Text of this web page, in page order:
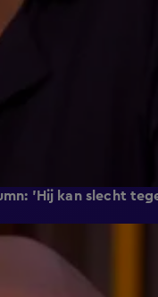
'Hij kan slecht